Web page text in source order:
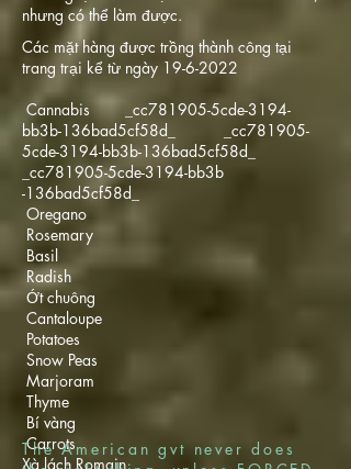
nhưng có thể làm được.
Các mặt hàng được trồng thành công tại
trang trại kể từ ngày 19-6-2022
Cannabis _cc781905-5cde-3194-
bb3b-136bad5cf58d_ _cc781905-
5cde-3194-bb3b-136bad5cf58d_
_cc781905-5cde-3194-bb3b
-136bad5cf58d_
Oregano
Rosemary
Basil
Radish
Ớt chuông
Cantaloupe
Potatoes
Snow Peas
Marjoram
Thyme
Bí vàng
Carrots
Xà lách Romain
The American gvt never does